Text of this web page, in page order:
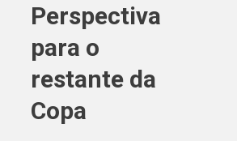
Perspectiva
para o
restante da
Copa